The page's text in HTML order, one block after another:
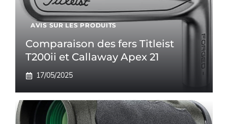
AVIS SUR LES PRODUITS
Comparaison des fers Titleist
T200ii et Callaway Apex 21
17/05/2025